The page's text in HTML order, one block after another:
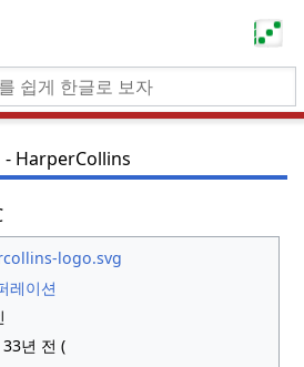
HarperCollins
레이션
년 전 (